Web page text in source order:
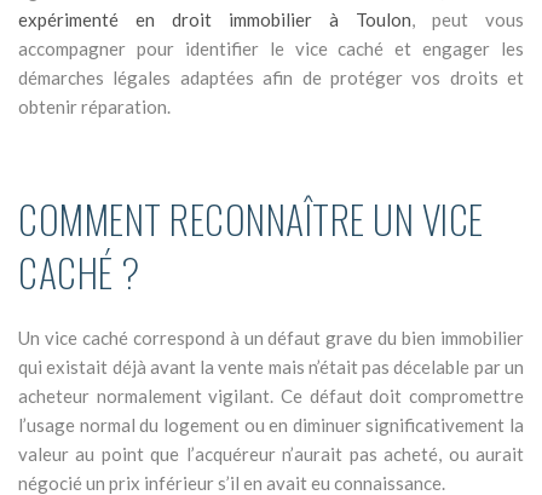
expérimenté en droit immobilier à Toulon, peut vous
accompagner pour identifier le vice caché et engager les
démarches légales adaptées afin de protéger vos droits et
obtenir réparation.
COMMENT RECONNAÎTRE UN VICE
CACHÉ ?
Un vice caché correspond à un défaut grave du bien immobilier
qui existait déjà avant la vente mais n’était pas décelable par un
acheteur normalement vigilant. Ce défaut doit compromettre
l’usage normal du logement ou en diminuer significativement la
valeur au point que l’acquéreur n’aurait pas acheté, ou aurait
négocié un prix inférieur s’il en avait eu connaissance.